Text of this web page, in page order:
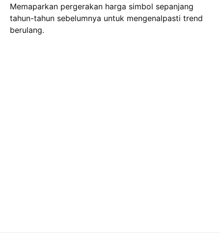
Memaparkan pergerakan harga simbol sepanjang
tahun-tahun sebelumnya untuk mengenalpasti trend
berulang.